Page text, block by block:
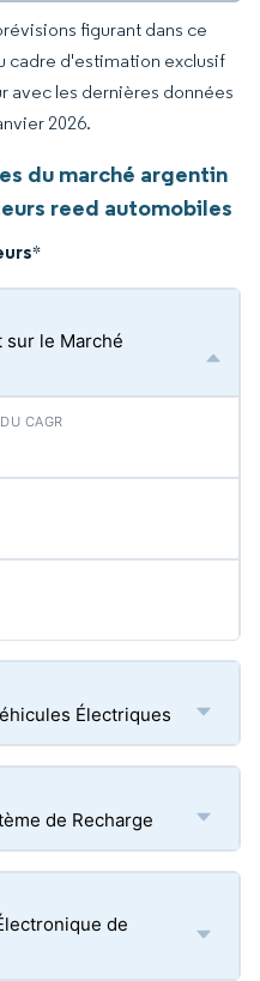
figurant dans ce
cadre d'estimation exclusif
avec les dernières données
2026.
du marché argentin
reed automobiles
*
sur le Marché
Électriques
de Recharge
de